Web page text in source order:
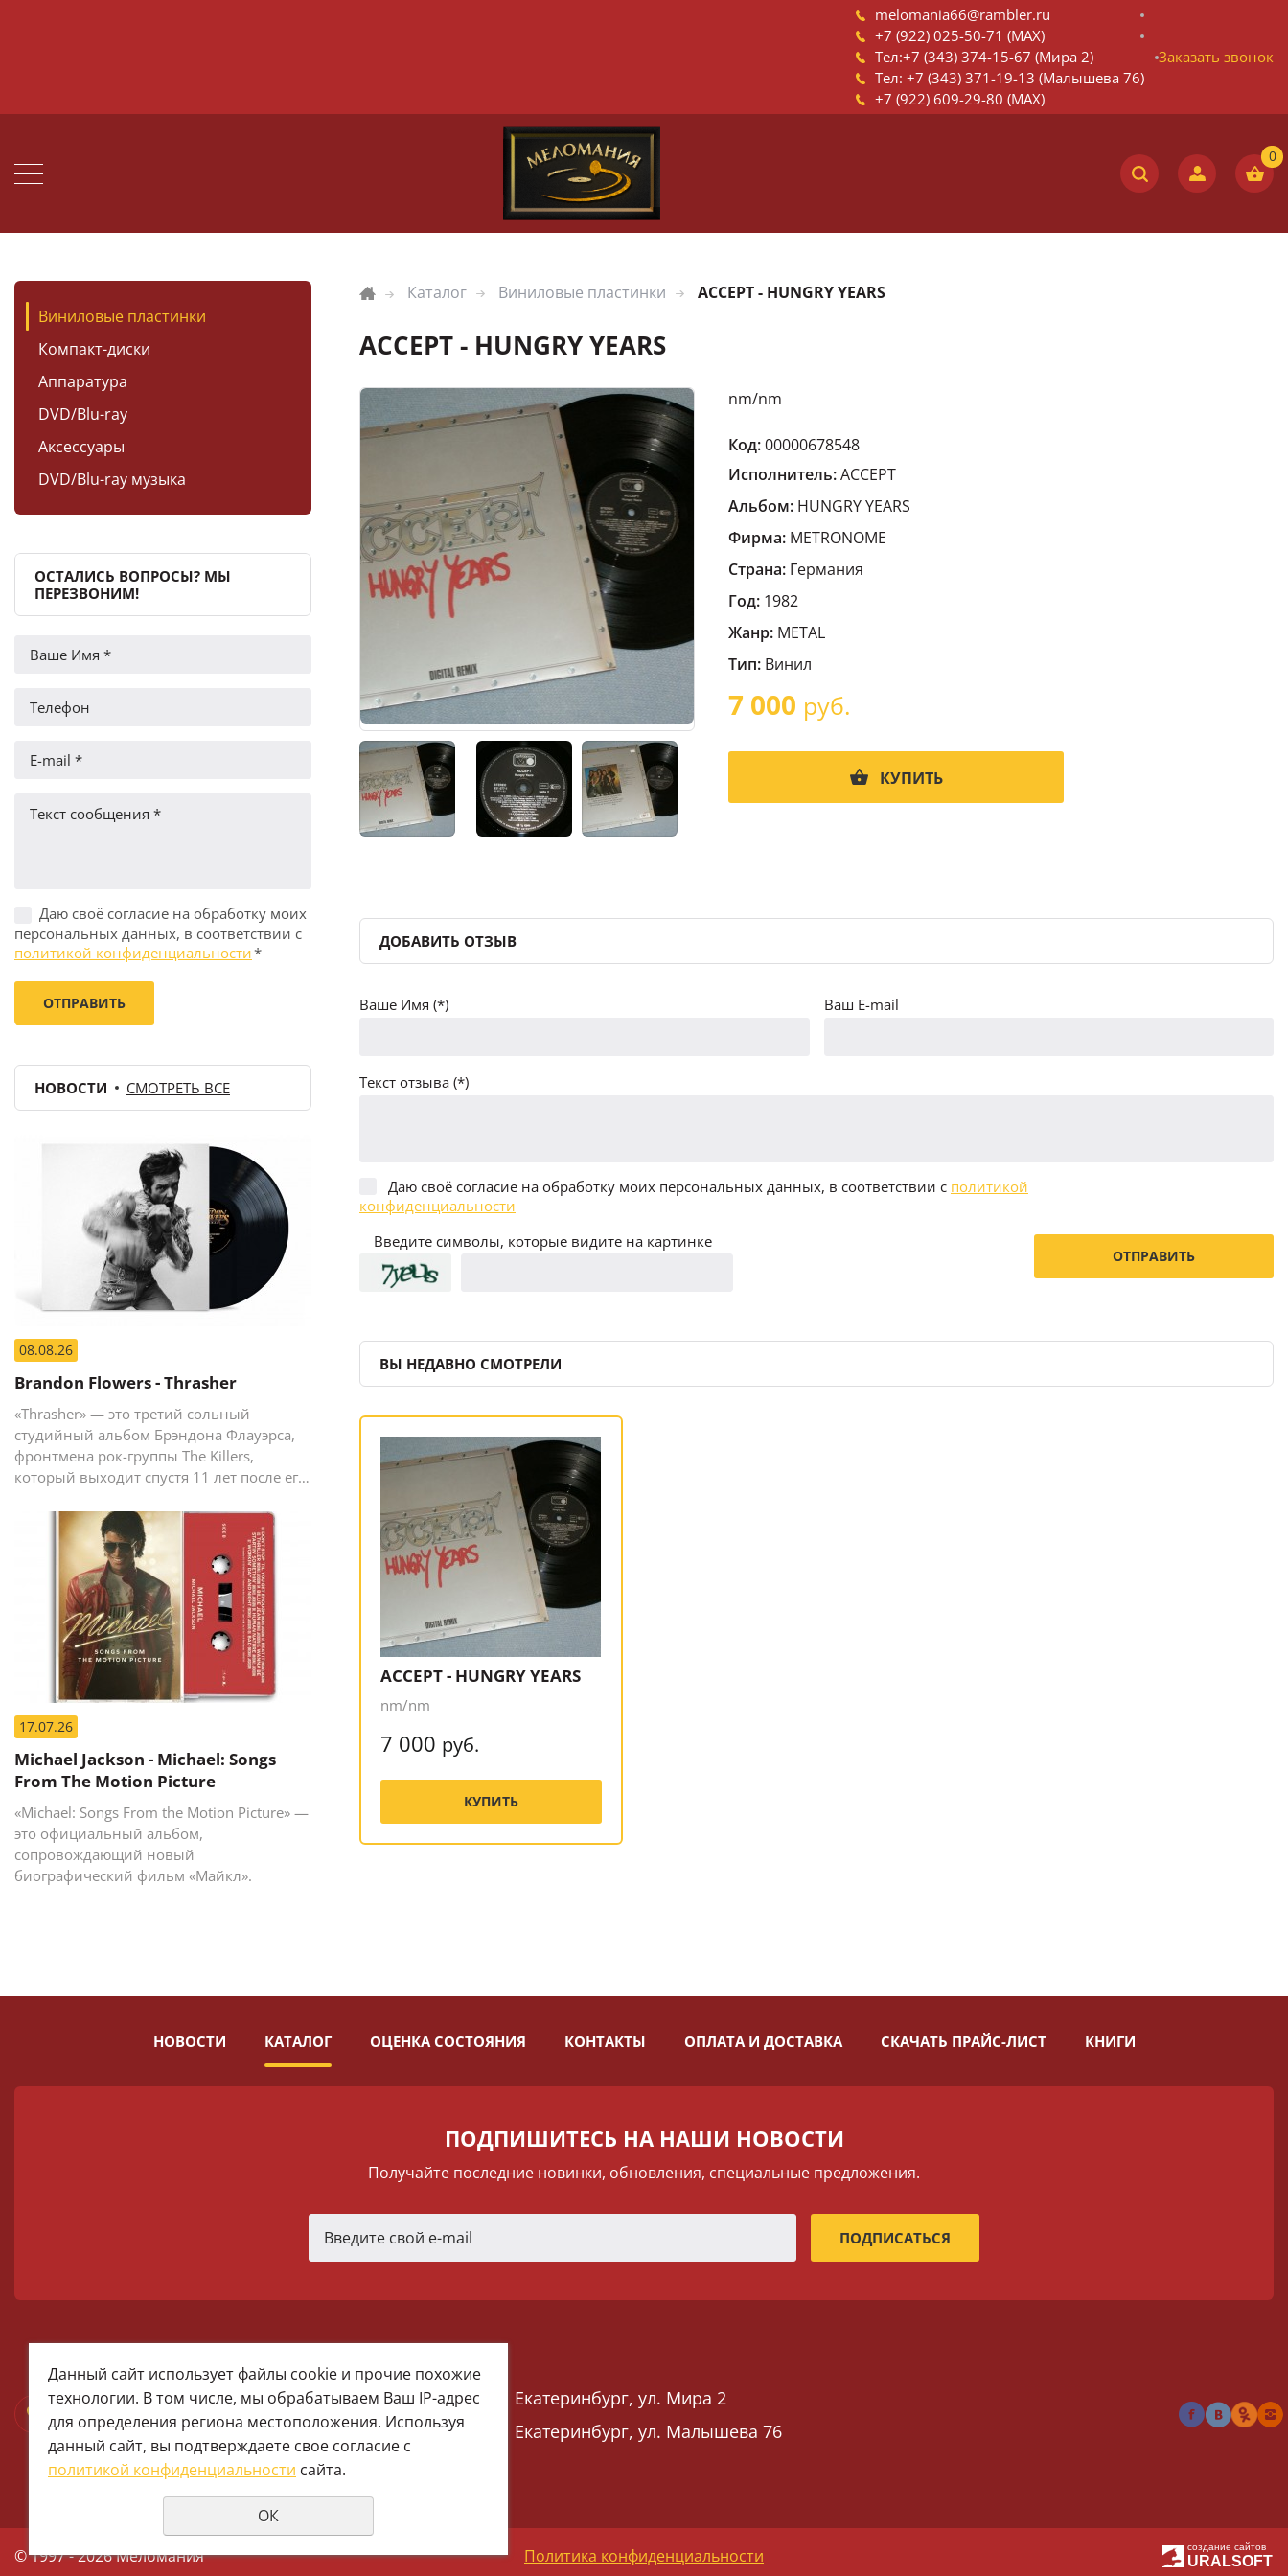
melomania66@rambler.ru
+7 (922) 025-50-71 (MAX)
Тел:+7 (343) 374-15-67 (Мира 2)
Тел: +7 (343) 371-19-13 (Малышева 76)
+7 (922) 609-29-80 (MAX)
Заказать звонок
Виниловые пластинки
Компакт-диски
Аппаратура
DVD/Blu-ray
Аксессуары
DVD/Blu-ray музыка
ОСТАЛИСЬ ВОПРОСЫ? МЫ
ПЕРЕЗВОНИМ!
Даю своё согласие на обработку моих
персональных данных, в соответствии с
политикой конфиденциальности*
НОВОСТИ СМОТРЕТЬ ВСЕ
08.08.26
Brandon Flowers - Thrasher
«Thrasher» — это третий сольный
студийный альбом Брэндона Флауэрса,
фронтмена рок-группы The Killers,
который выходит спустя 11 лет после его
Desired Effect (2015).
17.07.26
Michael Jackson - Michael: Songs
From The Motion Picture
«Michael: Songs From the Motion Picture» —
это официальный альбом,
сопровождающий новый
биографический фильм «Майкл».
Каталог Виниловые пластинки ACCEPT - HUNGRY YEARS
ACCEPT - HUNGRY YEARS
nm/nm
Код:00000678548
Исполнитель:ACCEPT
Альбом: HUNGRY YEARS
Фирма: METRONOME
Страна: Германия
Год: 1982
Жанр: METAL
Тип: Винил
7 000 руб.
КУПИТЬ
ДОБАВИТЬ ОТЗЫВ
Ваше Имя (*) Ваш E-mail
Текст отзыва (*)
Даю своё согласие на обработку моих персональных данных, в соответствии с политикой
конфиденциальности
Введите символы, которые видите на картинке
ВЫ НЕДАВНО СМОТРЕЛИ
ACCEPT - HUNGRY YEARS
nm/nm
7 000 руб.
КУПИТЬ
НОВОСТИ КАТАЛОГ ОЦЕНКА СОСТОЯНИЯ КОНТАКТЫ ОПЛАТА И ДОСТАВКА СКАЧАТЬ ПРАЙС-ЛИСТ КНИГИ
ПОДПИШИТЕСЬ НА НАШИ НОВОСТИ
Получайте последние новинки, обновления, специальные предложения.
+7 (922) 025-50-71 (MAX)
Тел:+7 (343) 374-15-67 (Мира 2)
Тел: +7 (343) 371-19-13 (Малышева 76)
+7 (922) 609-29-80 (MAX)
Екатеринбург, ул. Мира 2
Екатеринбург, ул. Малышева 76
© 1997 - 2026 Меломания Политика конфиденциальности создание сайтов
URALSOFT
Данный сайт использует файлы cookie и прочие похожие
технологии. В том числе, мы обрабатываем Ваш IP-адрес
для определения региона местоположения. Используя
данный сайт, вы подтверждаете свое согласие с
политикой конфиденциальности сайта.
ОК